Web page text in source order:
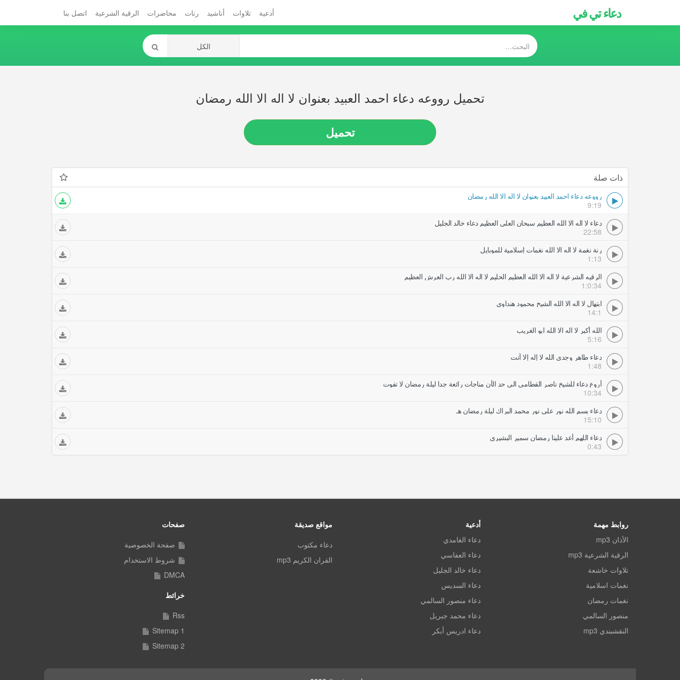
دعاء تي في أدعية تلاوات أناشيد رنات محاضرات الرقية الشرعية اتصل بنا
تحميل رووعه دعاء احمد العبيد بعنوان لا اله الا الله رمضان
تحميل
ذات صلة
رووعه دعاء احمد العبيد بعنوان لا اله الا الله رمضان
9:19
دعاء لا اله الا الله العظيم سبحان العلي العظيم دعاء خالد الجليل
22:58
رنة نغمة لا اله الا الله نغمات إسلامية للموبايل
1:13
الرقيه الشرعية لا اله الا الله العظيم الحليم لا اله الا الله رب العرش العظيم
1:0:34
ابتهال لا اله الا الله الشيخ محمود هنداوي
14:1
الله أكبر لا اله الا الله ابو الغريب
5:16
دعاء طاهر وجدي الله لا إله إلا أنت
1:48
أروع دعاء للشيخ ناصر القطامى الى حد الأن مناجات رائعة جدا ليلة رمضان لا تفوت
10:34
دعاء بسم الله نور على نور محمد البراك ليلة رمضان هـ
15:10
دعاء اللهم أعد علينا رمضان سمير البشيري
0:43
روابط مهمة
الأذان mp3
الرقية الشرعية mp3
تلاوات خاشعة
نغمات اسلامية
نغمات رمضان
منصور السالمي
النقشبندي mp3
أدعية
دعاء الغامدي
دعاء العفاسي
دعاء خالد الجليل
دعاء السديس
دعاء منصور السالمي
دعاء محمد جبريل
دعاء ادريس أبكر
مواقع صديقة
دعاء مكتوب
القران الكريم mp3
صفحات
صفحة الخصوصية
شروط الاستخدام
DMCA
خرائط
Rss
Sitemap 1
Sitemap 2